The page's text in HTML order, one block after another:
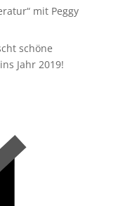
mit Peggy
schöne
Jahr 2019!